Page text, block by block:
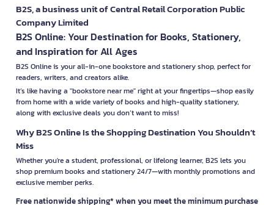
B2S, a business unit of Central Retail Corporation Public
Company Limited
B2S Online: Your Destination for Books, Stationery,
and Inspiration for All Ages
B2S Online is your all-in-one bookstore and stationery shop, perfect for
readers, writers, and creators alike.
It’s like having a "bookstore near me" right at your fingertips—shop easily
from home with a wide variety of books and high-quality stationery,
along with exclusive deals you don’t want to miss!
Why B2S Online Is the Shopping Destination You Shouldn’t
Miss
Whether you're a student, professional, or lifelong learner, B2S lets you
shop premium books and stationery 24/7—with monthly promotions and
exclusive member perks.
Free nationwide shipping* when you meet the minimum purchase